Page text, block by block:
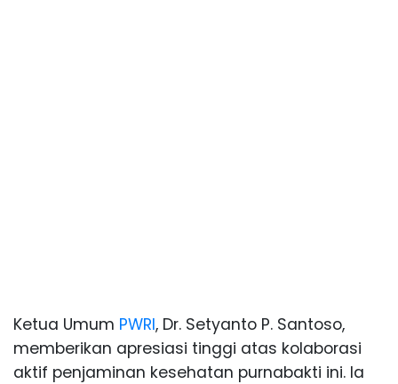
Ketua Umum PWRI, Dr. Setyanto P. Santoso,
memberikan apresiasi tinggi atas kolaborasi
aktif penjaminan kesehatan purnabakti ini. Ia